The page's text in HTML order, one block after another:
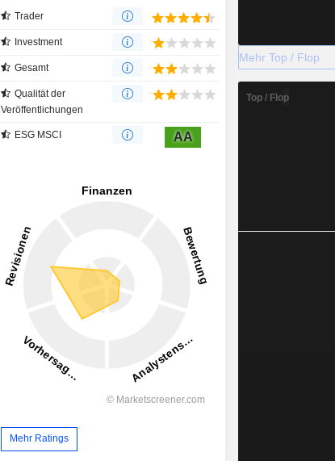
Trader
Investment
Gesamt
Qualität der
Veröffentlichungen
ESG MSCI AA
Mehr Ratings
Mehr Top / Flop
Top / Flop